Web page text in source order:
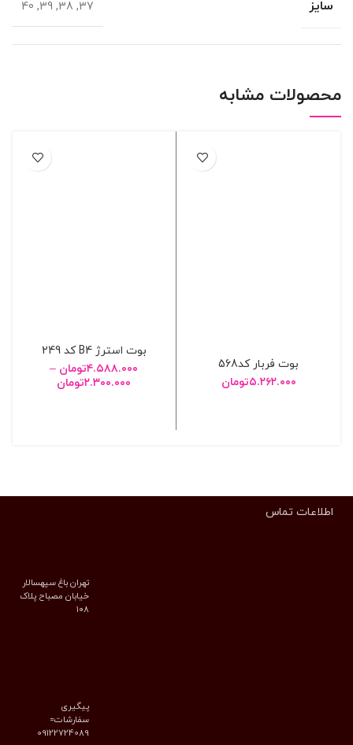
سایز 37, 38, 39, 40
محصولات مشابه
بوت فربار کد568
۵.۲۶۲.۰۰۰تومان
بوت استرژ B4 کد 249
۴.۵۸۸.۰۰۰تومان –
۲.۳۰۰.۰۰۰تومان
اطلاعات تماس
تهران باغ سپهسالار
خیابان مصباح پلاک
۱۰۸
پیگیری
سفارشات=
09122724089